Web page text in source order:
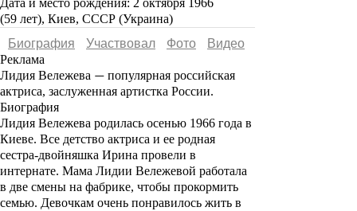
Дата и место рождения: 2 октября 1966
(59 лет), Киев, СССР (Украина)
Биография
Участвовал Фото
Видеo
Реклама
Лидия Вележева — популярная российская
актриса, заслуженная артистка России.
Биография
Лидия Вележева родилась осенью 1966 года в
Киеве. Все детство актриса и ее родная
сестра-двойняшка Ирина провели в
интернате. Мама Лидии Вележевой работала
в две смены на фабрике, чтобы прокормить
семью. Девочкам очень понравилось жить в